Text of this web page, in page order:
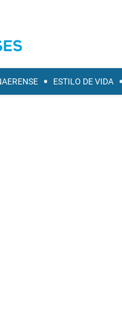
ESTILO DE VIDA